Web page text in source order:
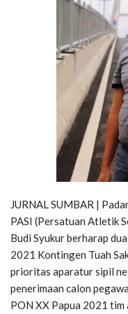
JURNAL SUMBAR |
PASI (Persatuan Atletik
Budi Syukur berharap
2021 Kontingen Tuah
prioritas aparatur sipil
penerimaan calon
PON XX Papua 2021